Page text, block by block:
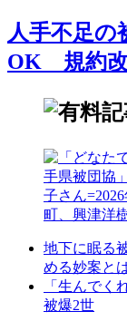
人手不足の
OK 規約改
地下に眠る
める妙案と
「生んでく
被爆2世